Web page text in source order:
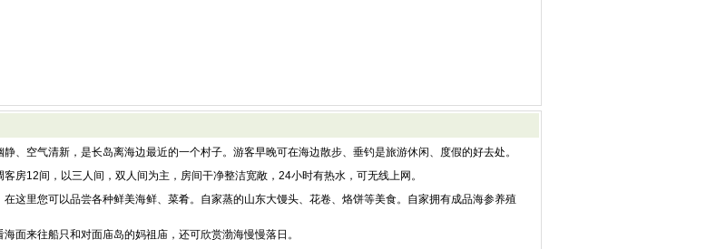
空气清新，是长岛离海边最近的一个村子。游客早晚可在海边散步、垂钓是旅游休闲、度假的好去处。
12间，以三人间，双人间为主，房间干净整洁宽敞，24小时有热水，可无线上网。
里您可以品尝各种鲜美海鲜、菜肴。自家蒸的山东大馒头、花卷、烙饼等美食。自家拥有成品海参养殖
来往船只和对面庙岛的妈祖庙，还可欣赏渤海慢慢落日。